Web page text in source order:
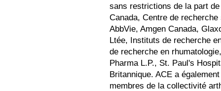
sans restrictions de la part
Canada, Centre de
AbbVie, Amgen Canada,
Ltée, Instituts de recherche
de recherche en
Pharma L.P., St. Paul's
Britannique. ACE a
membres de la collectivité